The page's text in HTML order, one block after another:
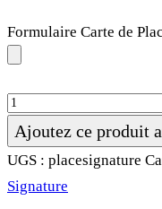
Formulaire Carte de
quantité
de
Marque
Place
Ajoutez ce produit
UGS : placesignature
Signature